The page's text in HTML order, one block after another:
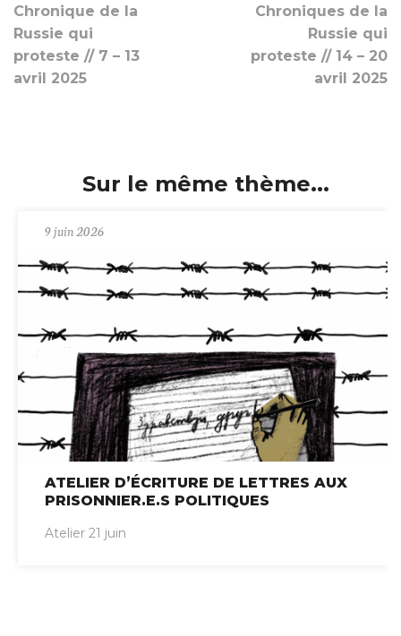
Chronique de la
Russie qui
proteste // 7 – 13
avril 2025
Chroniques de la
Russie qui
proteste // 14 – 20
avril 2025
Sur le même thème...
9 juin 2026
ATELIER D’ÉCRITURE DE LETTRES AUX
PRISONNIER.E.S POLITIQUES
Atelier 21 juin